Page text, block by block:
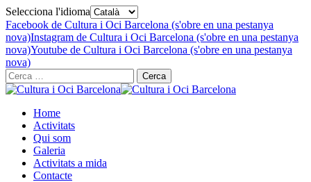
Selecciona l'idioma
Facebook de Cultura i Oci Barcelona (s'obre en una pestanya
nova)Instagram de Cultura i Oci Barcelona (s'obre en una pestanya
nova)Youtube de Cultura i Oci Barcelona (s'obre en una pestanya
nova)
Cerca:
Home
Activitats
Qui som
Galeria
Activitats a mida
Contacte